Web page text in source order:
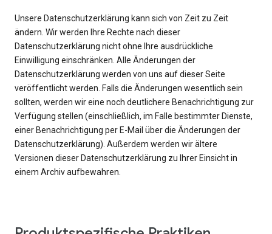
Unsere Datenschutzerklärung kann sich von Zeit zu Zeit
ändern. Wir werden Ihre Rechte nach dieser
Datenschutzerklärung nicht ohne Ihre ausdrückliche
Einwilligung einschränken. Alle Änderungen der
Datenschutzerklärung werden von uns auf dieser Seite
veröffentlicht werden. Falls die Änderungen wesentlich sein
sollten, werden wir eine noch deutlichere Benachrichtigung zur
Verfügung stellen (einschließlich, im Falle bestimmter Dienste,
einer Benachrichtigung per E-Mail über die Änderungen der
Datenschutzerklärung). Außerdem werden wir ältere
Versionen dieser Datenschutzerklärung zu Ihrer Einsicht in
einem Archiv aufbewahren.